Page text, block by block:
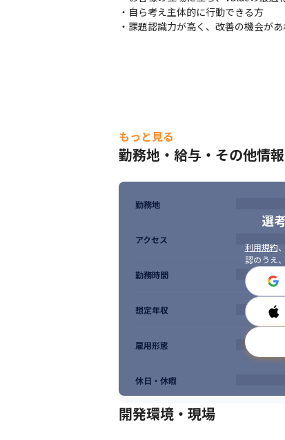
・自ら考え主体的に行動できる方
・課題認識力が高く、改善の機会が
もっと見る
勤務地・給与・その他情報
選
利用規約、
認のうえ
勤務地
アクセス
勤務時間
想定年収
雇用形態
休日・休暇
開発環境・現場